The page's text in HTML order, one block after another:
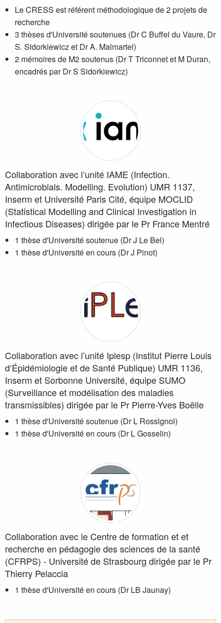
Le CRESS est référent méthodologique de 2 projets de
recherche
3 thèses d'Université soutenues (Dr C Buffel du Vaure, Dr
S. Sidorkiewicz et Dr A. Malmartel)
2 mémoires de M2 soutenus (Dr T Triconnet et M Duran,
encadrés par Dr S Sidorkiewicz)
Collaboration avec l’unité IAME (Infection.
Antimicrobials. Modelling. Evolution) UMR 1137,
Inserm et Université Paris Cité, équipe MOCLID
(Statistical Modelling and Clinical Investigation in
Infectious Diseases) dirigée par le Pr France Mentré
1 thèse d'Université soutenue (Dr J Le Bel)
1 thèse d'Université en cours (Dr J Pinot)
Collaboration avec l’unité Iplesp (Institut Pierre Louis
d‘Épidémiologie et de Santé Publique) UMR 1136,
Inserm et Sorbonne Université, équipe SUMO
(Surveillance et modélisation des maladies
transmissibles) dirigée par le Pr Pierre-Yves Boëlle
1 thèse d'Université soutenue (Dr L Rossignol)
1 thèse d'Université en cours (Dr L Gosselin)
Collaboration avec le Centre de formation et et
recherche en pédagogie des sciences de la santé
(CFRPS) - Université de Strasbourg dirigée par le Pr
Thierry Pelaccia
1 thèse d'Université en cours (Dr LB Jaunay)